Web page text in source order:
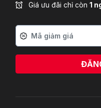
Giá ưu đãi chỉ còn 1